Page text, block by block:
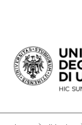
Passa